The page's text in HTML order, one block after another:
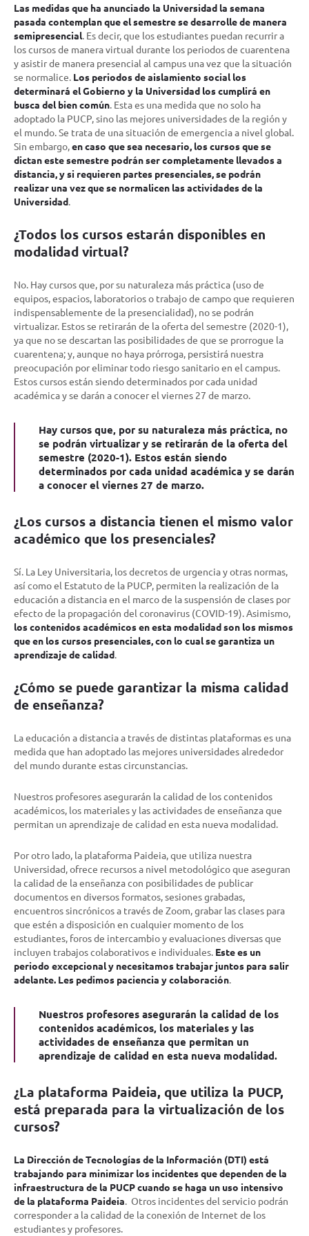
Las medidas que ha anunciado la Universidad la semana
pasada contemplan que el semestre se desarrolle de manera
semipresencial. Es decir, que los estudiantes puedan recurrir a
los cursos de manera virtual durante los periodos de cuarentena
y asistir de manera presencial al campus una vez que la situación
se normalice. Los periodos de aislamiento social los
determinará el Gobierno y la Universidad los cumplirá en
busca del bien común. Esta es una medida que no solo ha
adoptado la PUCP, sino las mejores universidades de la región y
el mundo. Se trata de una situación de emergencia a nivel global.
Sin embargo,en caso que sea necesario, los cursos que se
dictan este semestre podrán ser completamente llevados a
distancia, y si requieren partes presenciales, se podrán
realizar una vez que se normalicen las actividades de la
Universidad.
¿Todos los cursos estarán disponibles en
modalidad virtual?
No. Hay cursos que, por su naturaleza más práctica (uso de
equipos, espacios, laboratorios o trabajo de campo que requieren
indispensablemente de la presencialidad), no se podrán
virtualizar. Estos se retirarán de la oferta del semestre (2020-1),
ya que no se descartan las posibilidades de que se prorrogue la
cuarentena; y, aunque no haya prórroga, persistirá nuestra
preocupación por eliminar todo riesgo sanitario en el campus.
Estos cursos están siendo determinados por cada unidad
académica y se darán a conocer el viernes 27 de marzo.
Hay cursos que, por su naturaleza más práctica, no
se podrán virtualizar y se retirarán de la oferta del
semestre (2020-1). Estos están siendo
determinados por cada unidad académica y se darán
a conocer el viernes 27 de marzo.
¿Los cursos a distancia tienen el mismo valor
académico que los presenciales?
Sí. La Ley Universitaria, los decretos de urgencia y otras normas,
así como el Estatuto de la PUCP, permiten la realización de la
educación a distancia en el marco de la suspensión de clases por
efecto de la propagación del coronavirus (COVID-19). Asimismo,
los contenidos académicos en esta modalidad son los mismos
que en los cursos presenciales, con lo cual se garantiza un
aprendizaje de calidad.
¿Cómo se puede garantizar la misma calidad
de enseñanza?
La educación a distancia a través de distintas plataformas es una
medida que han adoptado las mejores universidades alrededor
del mundo durante estas circunstancias.
Nuestros profesores asegurarán la calidad de los contenidos
académicos, los materiales y las actividades de enseñanza que
permitan un aprendizaje de calidad en esta nueva modalidad.
Por otro lado, la plataforma Paideia, que utiliza nuestra
Universidad, ofrece recursos a nivel metodológico que aseguran
la calidad de la enseñanza con posibilidades de publicar
documentos en diversos formatos, sesiones grabadas,
encuentros sincrónicos a través de Zoom, grabar las clases para
que estén a disposición en cualquier momento de los
estudiantes, foros de intercambio y evaluaciones diversas que
incluyen trabajos colaborativos e individuales. Este es un
periodo excepcional y necesitamos trabajar juntos para salir
adelante. Les pedimos paciencia y colaboración.
Nuestros profesores asegurarán la calidad de los
contenidos académicos, los materiales y las
actividades de enseñanza que permitan un
aprendizaje de calidad en esta nueva modalidad.
¿La plataforma Paideia, que utiliza la PUCP,
está preparada para la virtualización de los
cursos?
La Dirección de Tecnologías de la Información (DTI) está
trabajando para minimizar los incidentes que dependen de la
infraestructura de la PUCP cuando se haga un uso intensivo
de la plataforma Paideia. Otros incidentes del servicio podrán
corresponder a la calidad de la conexión de Internet de los
estudiantes y profesores.